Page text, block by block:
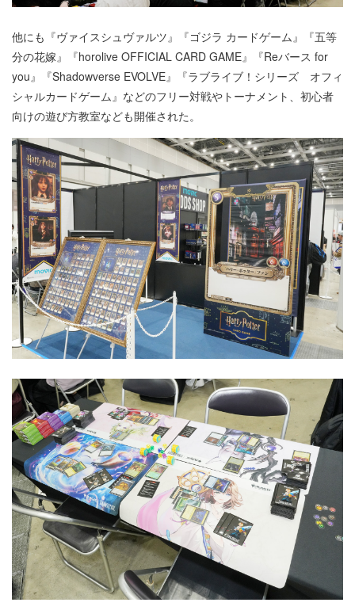
他にも『ヴァイスシュヴァルツ』『ゴジラ カードゲーム』『五等
分の花嫁』『horolive OFFICIAL CARD GAME』『Reバース for
you』『Shadowverse EVOLVE』『ラブライブ！シリーズ オフィ
シャルカードゲーム』などのフリー対戦やトーナメント、初心者
向けの遊び方教室なども開催された。